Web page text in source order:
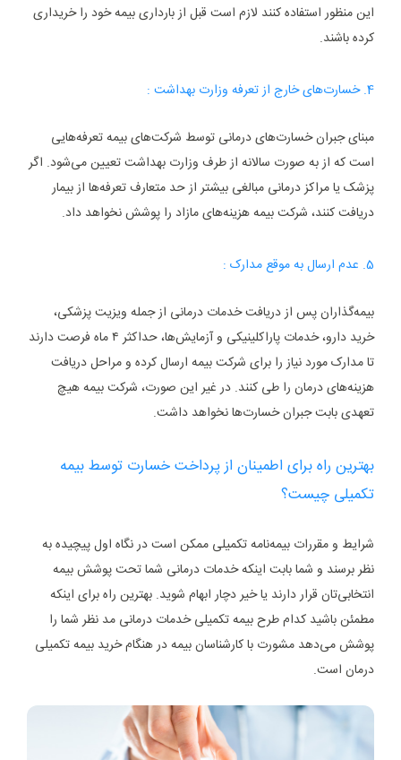
این منظور استفاده کنند لازم است قبل از بارداری بیمه خود را خریداری
کرده باشند.
4. خسارت‌های خارج از تعرفه وزارت بهداشت :
مبنای جبران خسارت‌های درمانی توسط شرکت‌های بیمه تعرفه‌هایی
است که از به صورت سالانه از طرف وزارت بهداشت تعیین می‌شود. اگر
پزشک یا مراکز درمانی مبالغی بیشتر از حد متعارف تعرفه‌ها از بیمار
دریافت کنند، شرکت بیمه هزینه‌های مازاد را پوشش نخواهد داد.
5. عدم ارسال به موقع مدارک :
بیمه‌گذاران پس از دریافت خدمات درمانی از جمله ویزیت پزشکی،
خرید دارو، خدمات پاراکلینیکی و آزمایش‌ها، حداکثر ۴ ماه فرصت دارند
تا مدارک مورد نیاز را برای شرکت بیمه ارسال کرده و مراحل دریافت
هزینه‌های درمان را طی کنند. در غیر این صورت، شرکت بیمه هیچ
تعهدی بابت جبران خسارت‌ها نخواهد داشت.
بهترین راه برای اطمینان از پرداخت خسارت توسط بیمه
تکمیلی چیست؟
شرایط و مقررات بیمه‌نامه تکمیلی ممکن است در نگاه اول پیچیده به
نظر برسند و شما بابت اینکه خدمات درمانی شما تحت پوشش بیمه
انتخابی‌تان قرار دارند یا خیر دچار ابهام شوید. بهترین راه برای اینکه
مطمئن باشید کدام طرح بیمه تکمیلی خدمات درمانی مد نظر شما را
پوشش می‌دهد مشورت با کارشناسان بیمه در هنگام خرید بیمه تکمیلی
درمان است.